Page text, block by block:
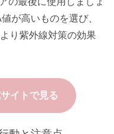
が高いものを選び、
り紫外線対策の効果
イトで見る